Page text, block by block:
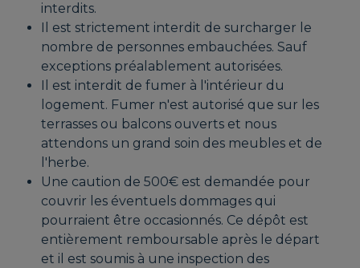
interdits.
Il est strictement interdit de surcharger le
nombre de personnes embauchées. Sauf
exceptions préalablement autorisées.
Il est interdit de fumer à l'intérieur du
logement. Fumer n'est autorisé que sur les
terrasses ou balcons ouverts et nous
attendons un grand soin des meubles et de
l'herbe.
Une caution de 500€ est demandée pour
couvrir les éventuels dommages qui
pourraient être occasionnés. Ce dépôt est
entièrement remboursable après le départ
et il est soumis à une inspection des